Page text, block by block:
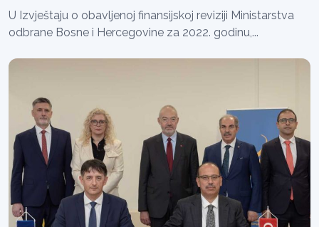
U Izvještaju o obavljenoj finansijskoj reviziji Ministarstva
odbrane Bosne i Hercegovine za 2022. godinu,...